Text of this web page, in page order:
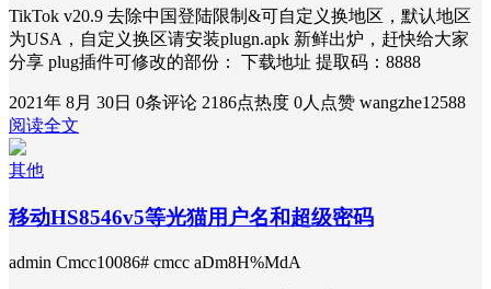
TikTok v20.9 去除中国登陆限制&可自定义换地区，默认地区
为USA，自定义换区请安装plugn.apk 新鲜出炉，赶快给大家
分享 plug插件可修改的部份： 下载地址 提取码：8888
2021年 8月 30日 0条评论 2186点热度 0人点赞 wangzhe12588
阅读全文
其他
移动HS8546v5等光猫用户名和超级密码
admin Cmcc10086# cmcc aDm8H%MdA